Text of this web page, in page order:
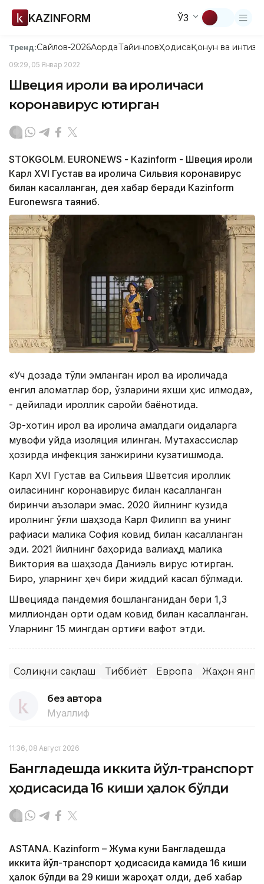
KAZINFORM ЎЗ
Тренд:Сайлов-2026АқордаТайинловҲодисаҚонун ва
09:29, 05 Январ 2022
Швеция қироли ва қироличаси
коронавирус юқтирган
STOKGOLM. EURONEWS - Кazinform - Швеция қироли
Карл ХVI Густав ва қиролича Сильвия коронавирус
билан касалланган, дея хабар беради Кazinform
Euronewsга таяниб.
«Уч дозада тўлиқ эмланган қирол ва қироличада
енгил аломатлар бор, ўзларини яхши ҳис қилмоқда»,
- дейилади қироллик саройи баёнотида.
Эр-хотин қирол ва қиролича амалдаги қоидаларга
мувофиқ уйда изоляция қилинган. Мутахассислар
ҳозирда инфекция занжирини кузатишмоқда.
Карл ХVI Густав ва Сильвия Шветсия қироллик
оиласининг коронавирус билан касалланган
биринчи аъзолари эмас. 2020 йилнинг кузида
қиролнинг ўғли шаҳзода Карл Филипп ва унинг
рафиқаси малика София ковид билан касалланган
эди. 2021 йилнинг баҳорида валиаҳд малика
Виктория ва шаҳзода Даниэль вирус юқтирган.
Бироқ, уларнинг ҳеч бири жиддий касал бўлмади.
Швецияда пандемия бошланганидан бери 1,3
миллиондан ортиқ одам ковид билан касалланган.
Уларнинг 15 мингдан ортиғи вафот этди.
Соғлиқни сақлаш Тиббиёт Европа Жаҳон
без автора
Муаллиф
11:36, 08 Август 2026
Бангладешда иккита йўл-транспорт
ҳодисасида 16 киши ҳалок бўлди
ASTANА. Кazinform – Жума куни Бангладешда
иккита йўл-транспорт ҳодисасида камида 16 киши
ҳалок бўлди ва 29 киши жароҳат олди, деб хабар